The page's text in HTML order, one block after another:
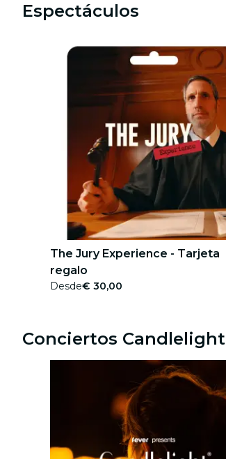
Espectáculos
The Jury Experience - Tarjeta
regalo
Desde€ 30,00
Conciertos Candlelight